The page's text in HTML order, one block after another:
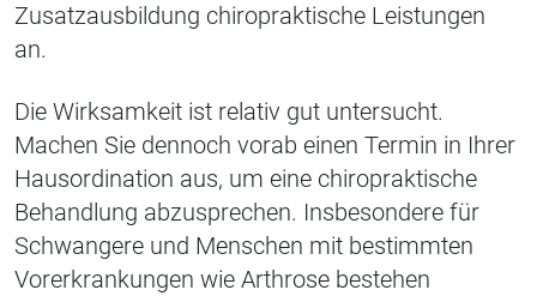
Zusatzausbildung chiropraktische Leistungen
an.
Die Wirksamkeit ist relativ gut untersucht.
Machen Sie dennoch vorab einen Termin in Ihrer
Hausordination aus, um eine chiropraktische
Behandlung abzusprechen. Insbesondere für
Schwangere und Menschen mit bestimmten
Vorerkrankungen wie Arthrose bestehen